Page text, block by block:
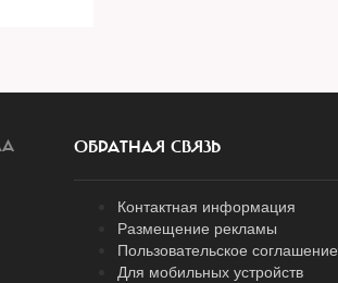
ОБРАТНАЯ СВЯЗЬ
Контактная информация
Размещение рекламы
Пользовательское соглашение
Для мобильных устройств